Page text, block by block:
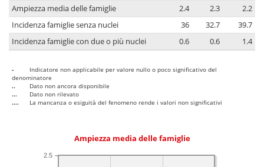
Ampiezza media delle famiglie 2.4 2.3
2.2
Incidenza famiglie senza nuclei
36 32.7
39.7
Incidenza famiglie con due o più nuclei
0.6 0.6 1.4
-
Indicatore non applicabile per valore nullo o poco significativo del
denominatore
..
Dato non ancora disponibile
...
Dato non rilevato
....
La mancanza o esiguità del fenomeno rende i valori non significativi
Ampiezza media delle famiglie
2.5